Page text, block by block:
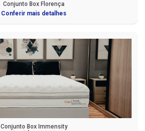
Conjunto Box Florença
Conferir mais detalhes
Conjunto Box Immensity